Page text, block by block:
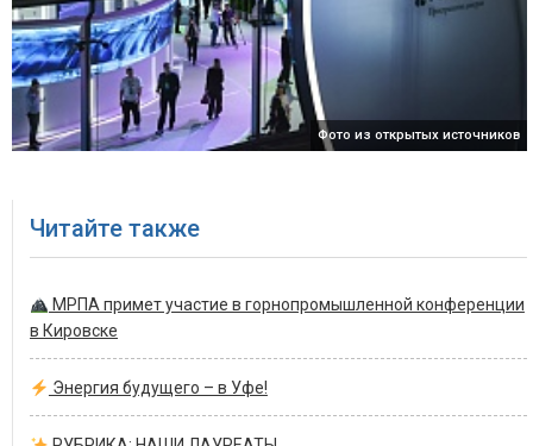
Фото из открытых источников
Читайте также
МРПА примет участие в горнопромышленной конференции
в Кировске
Энергия будущего – в Уфе!